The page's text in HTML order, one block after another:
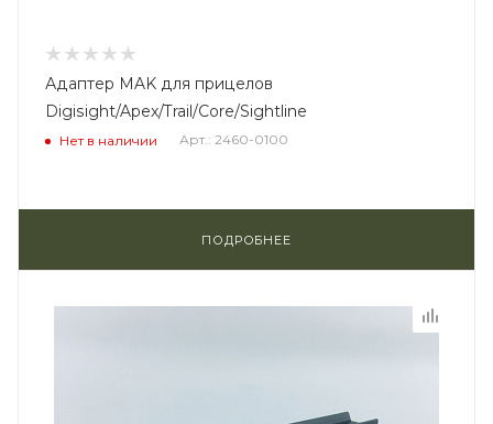
Адаптер MAK для прицелов
Digisight/Apex/Trail/Core/Sightline
Нет в наличии Арт.: 2460-0100
ПОДРОБНЕЕ